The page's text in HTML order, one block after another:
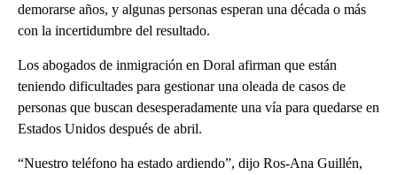
demorarse años, y algunas personas esperan una década o más
con la incertidumbre del resultado.
Los abogados de inmigración en Doral afirman que están
teniendo dificultades para gestionar una oleada de casos de
personas que buscan desesperadamente una vía para quedarse en
Estados Unidos después de abril.
“Nuestro teléfono ha estado ardiendo”, dijo Ros-Ana Guillén,